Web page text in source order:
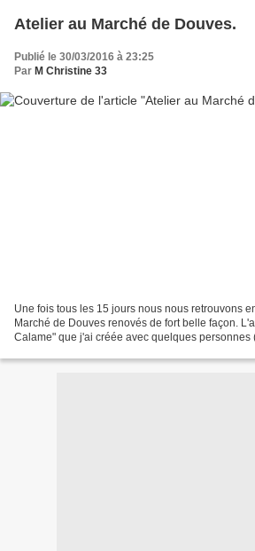
Atelier au Marché de Douves.
Publié le 30/03/2016 à 23:25
Par M Christine 33
Une fois tous les 15 jours nous nous retrouvons
Marché de Douves renovés de fort belle façon.
Calame" que j'ai créée avec quelques personnes